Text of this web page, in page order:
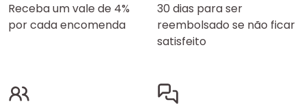
Receba um vale de 4%
por cada encomenda
30 dias para ser
reembolsado se não ficar
satisfeito